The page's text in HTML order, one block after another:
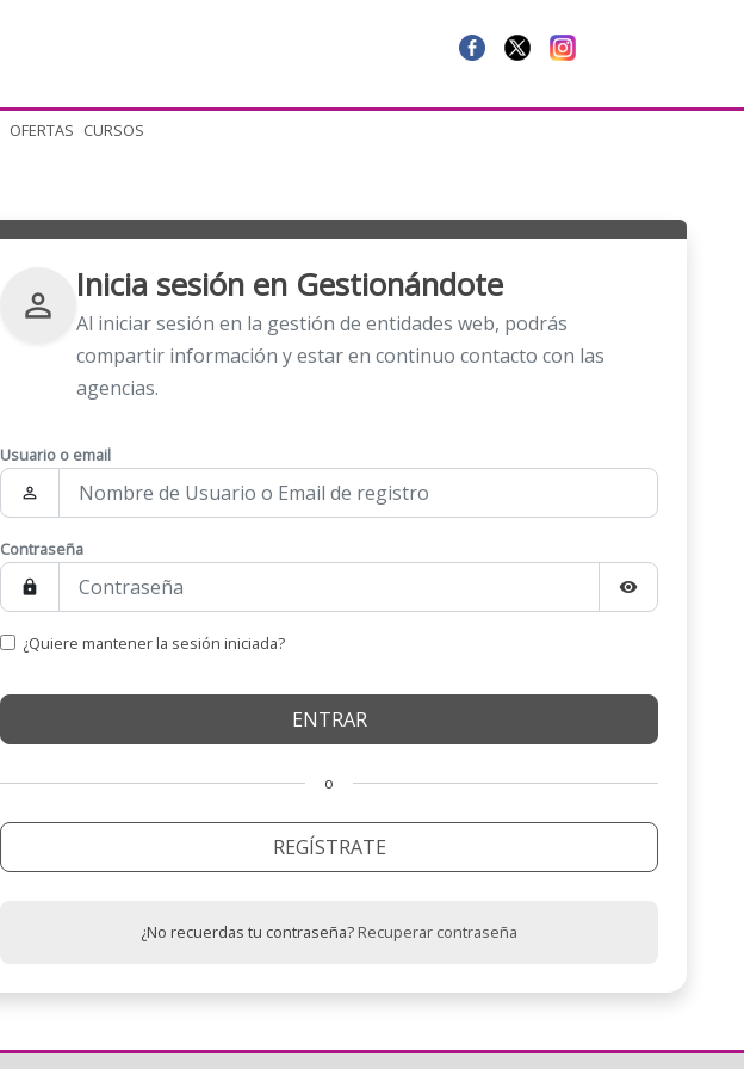
OFERTAS CURSOS
person_outline Inicia sesión en Gestionándote
Al iniciar sesión en la gestión de entidades web, podrás
compartir información y estar en continuo contacto con las
agencias.
Usuario o email
person_outline
Contraseña
lock visibility
¿Quiere mantener la sesión iniciada?
o
REGÍSTRATE
¿No recuerdas tu contraseña? Recuperar contraseña